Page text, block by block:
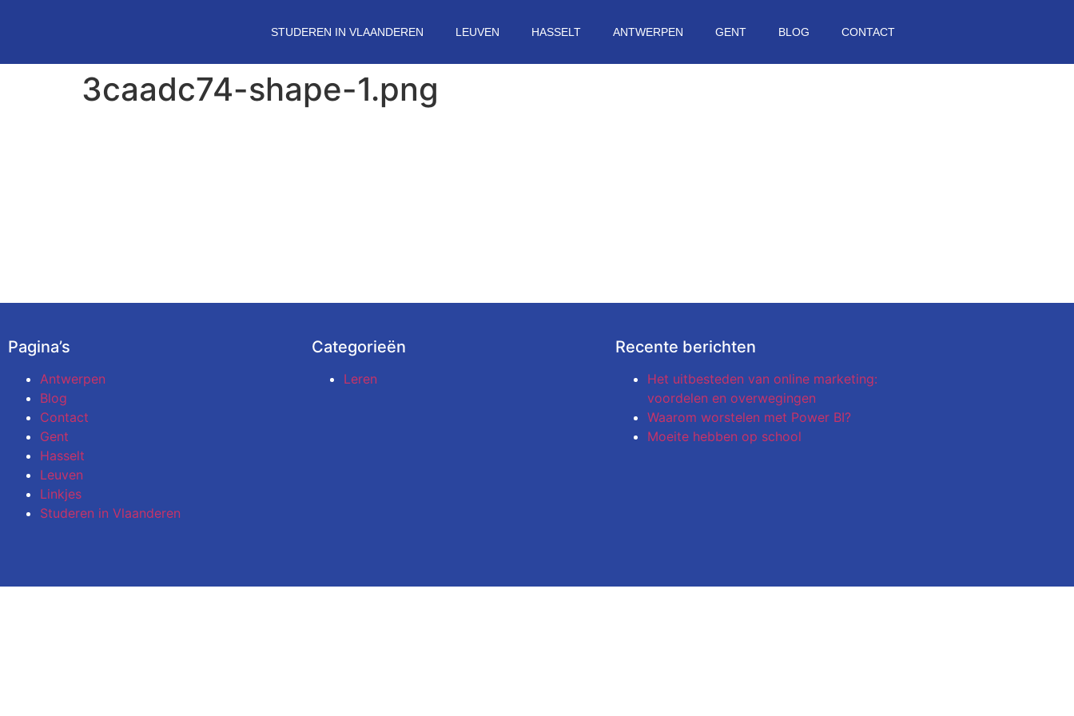
STUDEREN IN VLAANDEREN LEUVEN HASSELT ANTWERPEN GENT BLOG CONTACT
3caadc74-shape-1.png
Pagina’s
Antwerpen
Blog
Contact
Gent
Hasselt
Leuven
Linkjes
Studeren in Vlaanderen
Categorieën
Leren
Recente berichten
Het uitbesteden van online marketing:
voordelen en overwegingen
Waarom worstelen met Power BI?
Moeite hebben op school